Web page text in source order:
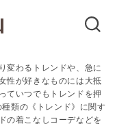
変わるトレンドや、急に
性が好きなものには大抵
ていつでもトレンドを押
類の《トレンド》に関す
の着こなしコーデなどを